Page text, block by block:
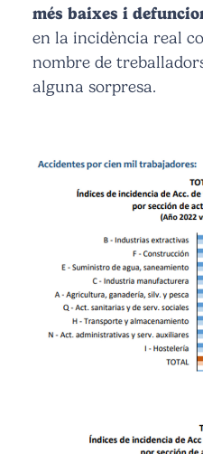
més baixes i
en la incidència real
nombre de
alguna sorpresa.